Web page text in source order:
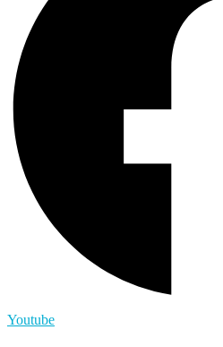
Youtube